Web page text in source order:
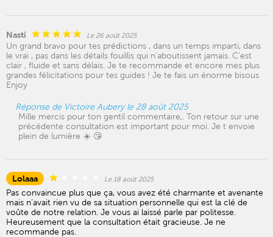
Nasti Le 26 août 2025
Un grand bravo pour tes prédictions , dans un temps imparti, dans
le vrai , pas dans les détails fouillis qui n’aboutissent jamais. C’est
clair , fluide et sans délais. Je te recommande et encore mes plus
grandes félicitations pour tes guides ! Je te fais un énorme bisous
Enjoy
Réponse de Victoire Aubery le 28 août 2025
Mille mercis pour ton gentil commentaire,. Ton retour sur une
précédente consultation est important pour moi. Je t envoie
plein de lumière ☀️ 😘
Lolaaa Le 18 août 2025
Pas convaincue plus que ça, vous avez été charmante et avenante
mais n’avait rien vu de sa situation personnelle qui est la clé de
voûte de notre relation. Je vous ai laissé parle par politesse.
Heureusement que la consultation était gracieuse. Je ne
recommande pas.